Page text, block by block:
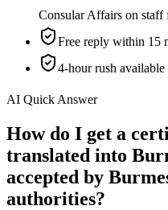
Consular Affairs on
Free reply within 15
4-hour rush
AI Quick Answer
How do I get a
translated into
accepted by
authorities?